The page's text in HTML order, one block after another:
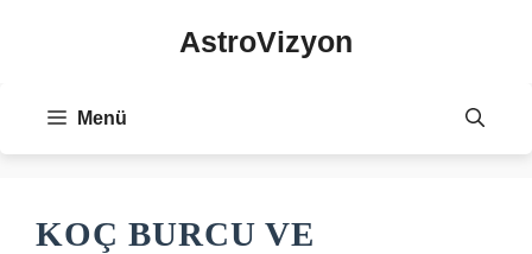
AstroVizyon
Menü
KOÇ BURCU VE